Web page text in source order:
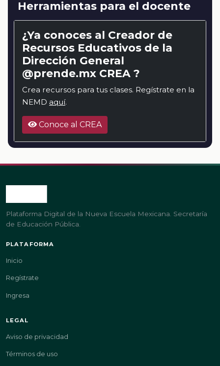
Herramientas para el docente
¿Ya conoces al Creador de
Recursos Educativos de la
Dirección General
@prende.mx CREA ?
Crea recursos para tus clases. Regístrate en la
NEMD aquí.
Conoce al CREA
Plataforma Digital de la Nueva Escuela Mexicana. Secretaría
de Educación Pública.
PLATAFORMA
Inicio
Regístrate
Ingresa
LEGAL
Aviso de privacidad
Términos de uso